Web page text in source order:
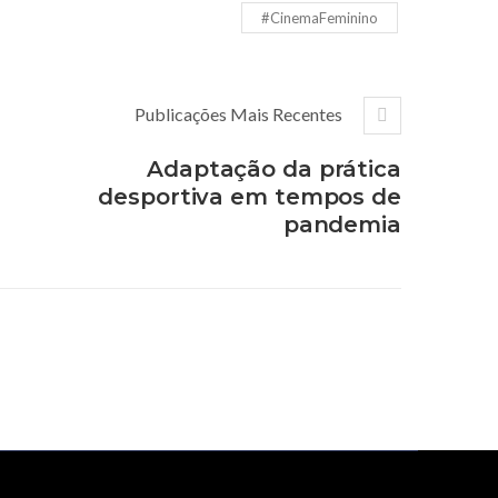
#CinemaFeminino
Publicações Mais Recentes
Adaptação da prática
desportiva em tempos de
pandemia